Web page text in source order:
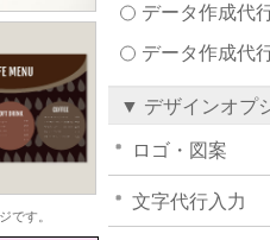
です。
データ作成代
データ作成代
▼ デザインオプ
ロゴ・図案
文字代行入力